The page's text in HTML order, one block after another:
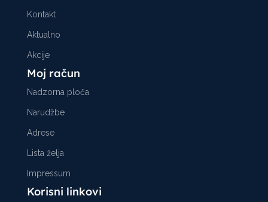
Kontakt
Aktualno
Akcije
Moj račun
Nadzorna ploča
Narudžbe
Adrese
Lista želja
Impressum
Korisni linkovi